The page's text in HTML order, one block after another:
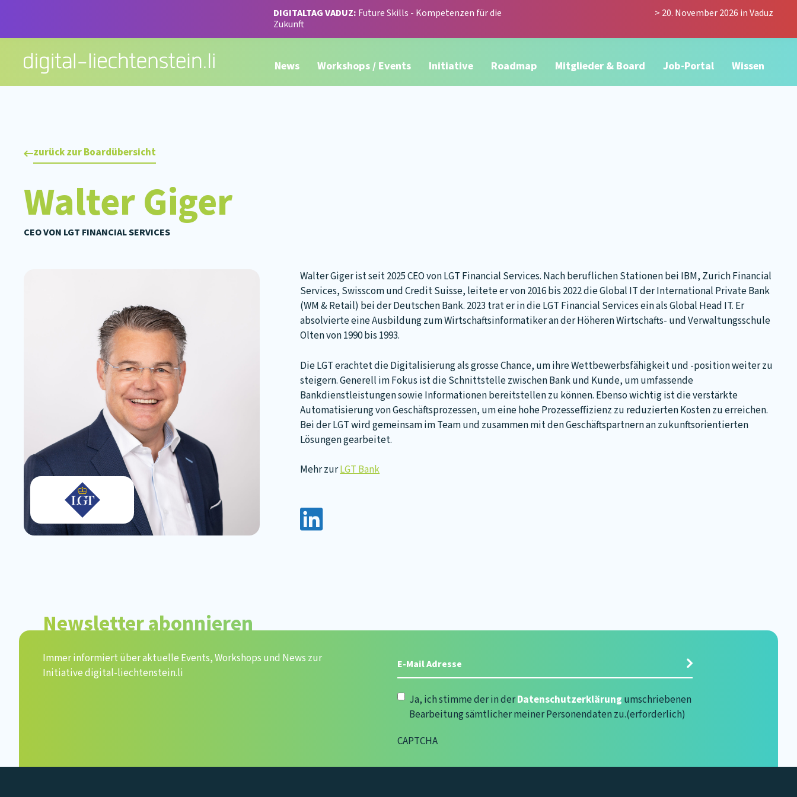
springen
DIGITALTAG VADUZ: Future Skills - Kompetenzen für die
Zukunft
> 20. November 2026 in Vaduz
News Workshops / Events Initiative Roadmap Mitglieder & Board Job-Portal Wissen
zurück zur Boardübersicht
Walter Giger
CEO VON LGT FINANCIAL SERVICES
Walter Giger ist seit 2025 CEO von LGT Financial Services. Nach beruflichen Stationen bei IBM, Zurich Financial
Services, Swisscom und Credit Suisse, leitete er von 2016 bis 2022 die Global IT der International Private Bank
(WM & Retail) bei der Deutschen Bank. 2023 trat er in die LGT Financial Services ein als Global Head IT. Er
absolvierte eine Ausbildung zum Wirtschaftsinformatiker an der Höheren Wirtschafts- und Verwaltungsschule
Olten von 1990 bis 1993.
Die LGT erachtet die Digitalisierung als grosse Chance, um ihre Wettbewerbsfähigkeit und -position weiter zu
steigern. Generell im Fokus ist die Schnittstelle zwischen Bank und Kunde, um umfassende
Bankdienstleistungen sowie Informationen bereitstellen zu können. Ebenso wichtig ist die verstärkte
Automatisierung von Geschäftsprozessen, um eine hohe Prozesseffizienz zu reduzierten Kosten zu erreichen.
Bei der LGT wird gemeinsam im Team und zusammen mit den Geschäftspartnern an zukunftsorientierten
Lösungen gearbeitet.
Mehr zurLGT Bank
Newsletter abonnieren
Immer informiert über aktuelle Events, Workshops und News zur
Initiative digital-liechtenstein.li
Datenschutzerklärung(erforderlich)
Ja, ich stimme der in derDatenschutzerklärung umschriebenen
Bearbeitung sämtlicher meiner Personendaten zu.(erforderlich)
CAPTCHA